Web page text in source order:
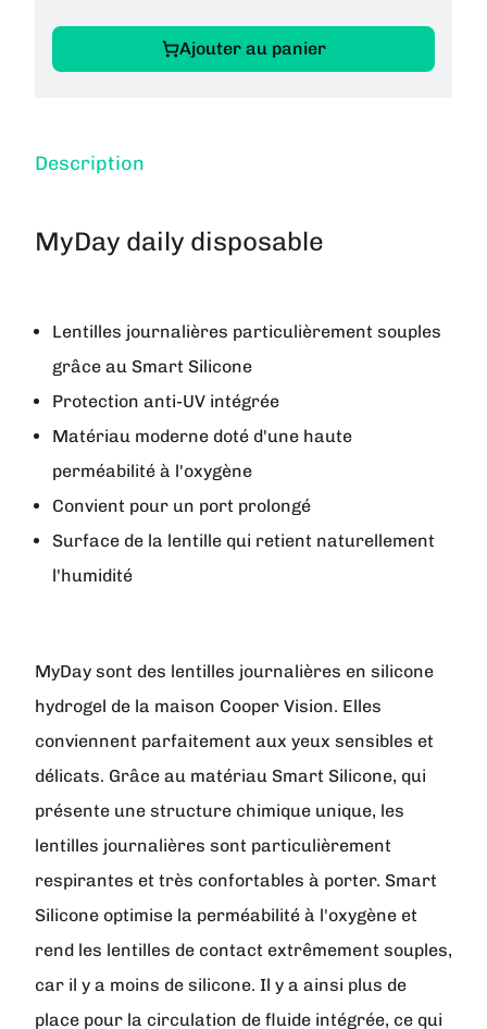
Ajouter au panier
Description
MyDay daily disposable
Lentilles journalières particulièrement souples
grâce au Smart Silicone
Protection anti-UV intégrée
Matériau moderne doté d'une haute
perméabilité à l'oxygène
Convient pour un port prolongé
Surface de la lentille qui retient naturellement
l'humidité
MyDay sont des lentilles journalières en silicone
hydrogel de la maison Cooper Vision. Elles
conviennent parfaitement aux yeux sensibles et
délicats. Grâce au matériau Smart Silicone, qui
présente une structure chimique unique, les
lentilles journalières sont particulièrement
respirantes et très confortables à porter. Smart
Silicone optimise la perméabilité à l'oxygène et
rend les lentilles de contact extrêmement souples,
car il y a moins de silicone. Il y a ainsi plus de
place pour la circulation de fluide intégrée, ce qui